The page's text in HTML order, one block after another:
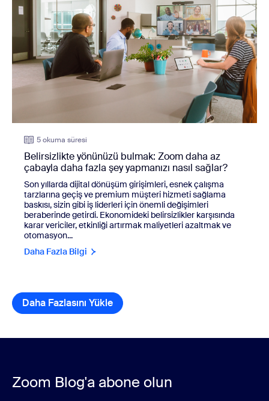
5 okuma süresi
Belirsizlikte yönünüzü bulmak: Zoom daha az
çabayla daha fazla şey yapmanızı nasıl sağlar?
Son yıllarda dijital dönüşüm girişimleri, esnek çalışma
tarzlarına geçiş ve premium müşteri hizmeti sağlama
baskısı, sizin gibi iş liderleri için önemli değişimleri
beraberinde getirdi. Ekonomideki belirsizlikler karşısında
karar vericiler, etkinliği artırmak maliyetleri azaltmak ve
otomasyon...
Daha Fazla Bilgi
Daha Fazlasını Yükle kaynak kitaplığı öğeleri
Zoom Blog'a abone olun